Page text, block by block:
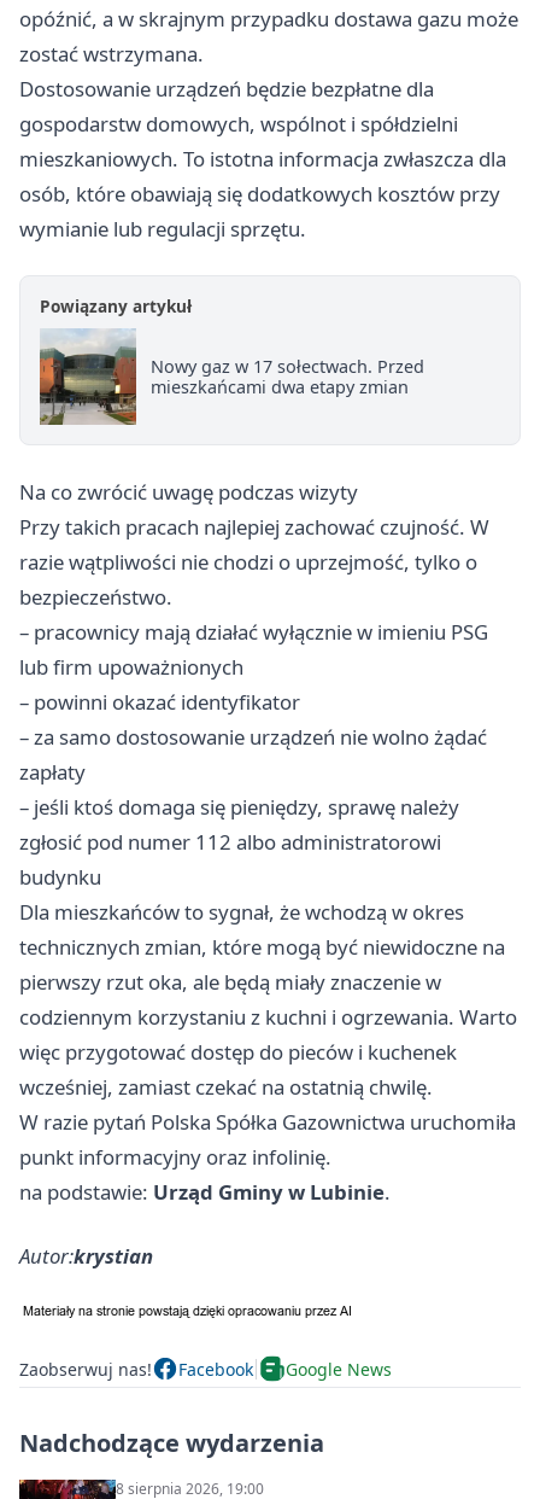
opóźnić, a w skrajnym przypadku dostawa gazu może
zostać wstrzymana.
Dostosowanie urządzeń będzie bezpłatne dla
gospodarstw domowych, wspólnot i spółdzielni
mieszkaniowych. To istotna informacja zwłaszcza dla
osób, które obawiają się dodatkowych kosztów przy
wymianie lub regulacji sprzętu.
Powiązany artykuł
Nowy gaz w 17 sołectwach. Przed
mieszkańcami dwa etapy zmian
Na co zwrócić uwagę podczas wizyty
Przy takich pracach najlepiej zachować czujność. W
razie wątpliwości nie chodzi o uprzejmość, tylko o
bezpieczeństwo.
– pracownicy mają działać wyłącznie w imieniu PSG
lub firm upoważnionych
– powinni okazać identyfikator
– za samo dostosowanie urządzeń nie wolno żądać
zapłaty
– jeśli ktoś domaga się pieniędzy, sprawę należy
zgłosić pod numer 112 albo administratorowi
budynku
Dla mieszkańców to sygnał, że wchodzą w okres
technicznych zmian, które mogą być niewidoczne na
pierwszy rzut oka, ale będą miały znaczenie w
codziennym korzystaniu z kuchni i ogrzewania. Warto
więc przygotować dostęp do pieców i kuchenek
wcześniej, zamiast czekać na ostatnią chwilę.
W razie pytań Polska Spółka Gazownictwa uruchomiła
punkt informacyjny oraz infolinię.
na podstawie: Urząd Gminy w Lubinie.
Autor:krystian
Zaobserwuj nas! Facebook Google News
Nadchodzące wydarzenia
8 sierpnia 2026, 19:00